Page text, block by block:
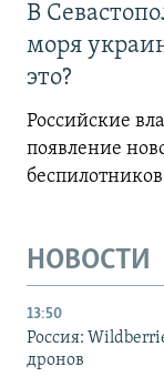
В
моря
это?
Российские
появление
беспилотников
НОВОСТИ
13:50
Россия:
дронов